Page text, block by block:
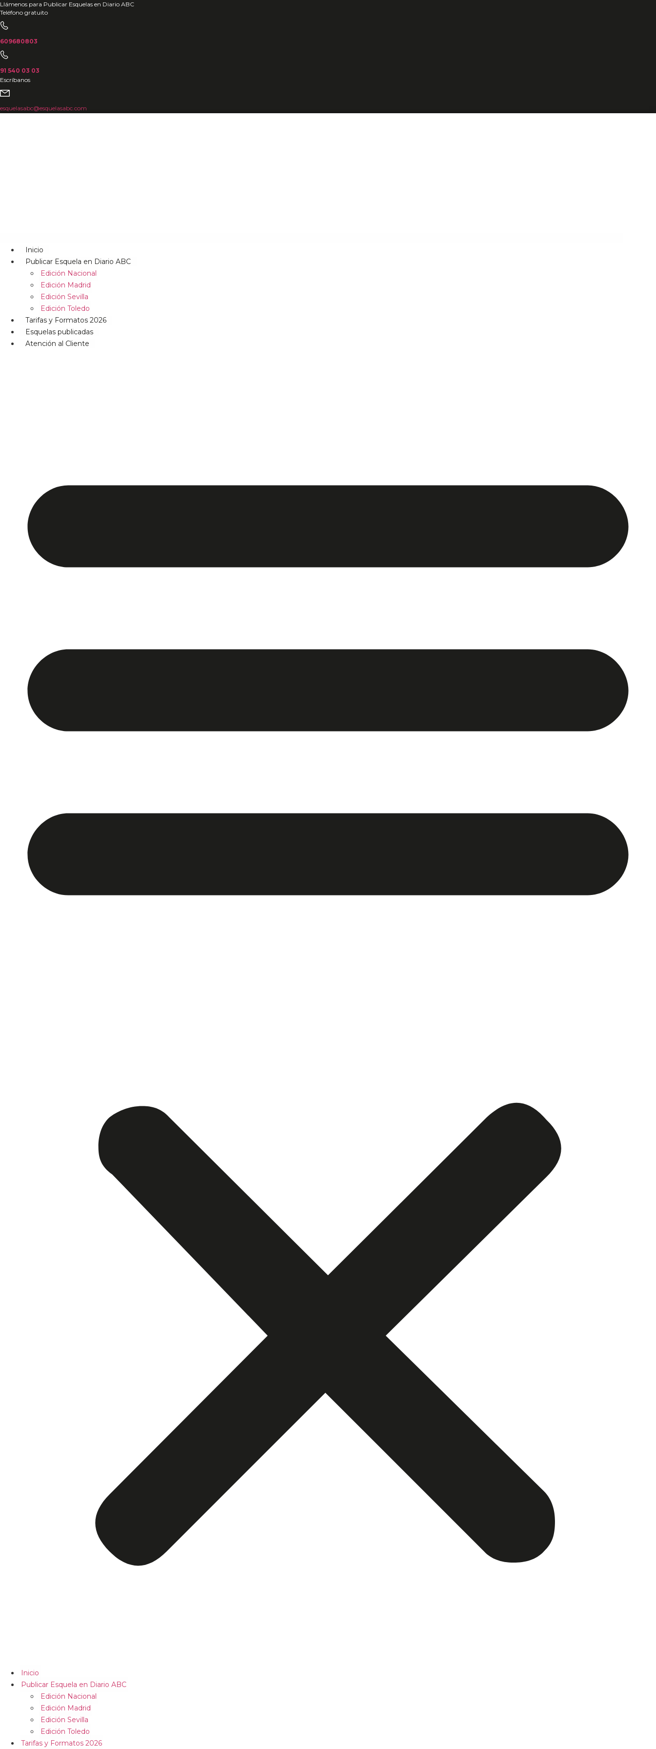
Ir
al
contenido
Llámenos para Publicar Esquelas en Diario ABC
Teléfono gratuito
609680803
91 540 03 03
Escríbanos
esquelasabc@esquelasabc.com
Inicio
Publicar Esquela en Diario ABC
Edición Nacional
Edición Madrid
Edición Sevilla
Edición Toledo
Tarifas y Formatos 2026
Esquelas publicadas
Atención al Cliente
Inicio
Publicar Esquela en Diario ABC
Edición Nacional
Edición Madrid
Edición Sevilla
Edición Toledo
Tarifas y Formatos 2026